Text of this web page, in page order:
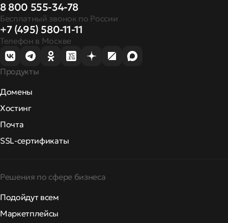
8 800 555-34-78
Бесплатный звонок по России
+7 (495) 580-11-11
Телефон в Москве
Продукты
Домены
Хостинг
Почта
SSL-сертификаты
Решения по сфере бизнеса
Подойдут всем
Маркетплейсы